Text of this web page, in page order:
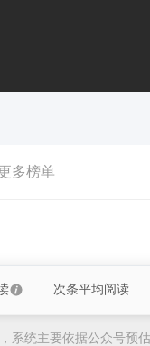
多榜单
次条平均阅读
统主要依据公众号预估